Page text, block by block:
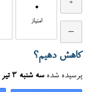
0
امتیاز
کاهش دهیم؟
پرسیده شده سه شنبه ۳ تیر ۱۳۹۳